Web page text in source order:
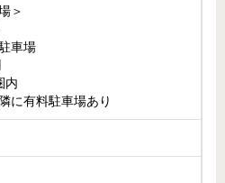
＞
車場
内
に有料駐車場あり